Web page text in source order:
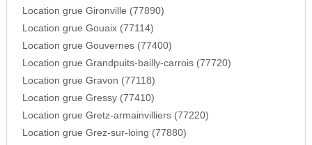
Location grue Gironville (77890)
Location grue Gouaix (77114)
Location grue Gouvernes (77400)
Location grue Grandpuits-bailly-carrois (77720)
Location grue Gravon (77118)
Location grue Gressy (77410)
Location grue Gretz-armainvilliers (77220)
Location grue Grez-sur-loing (77880)